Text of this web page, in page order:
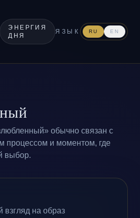
ЭНЕРГИЯ
ДНЯ
ЯЗЫК RU EN
обычно связан с
процессом и моментом, где
выбор.
взгляд на образ